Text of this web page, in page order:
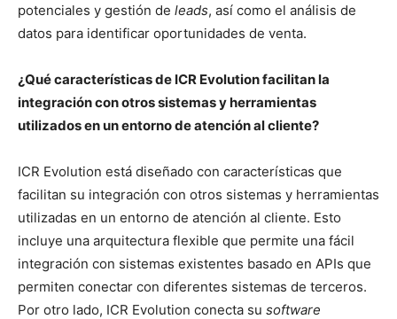
potenciales y gestión de leads, así como el análisis de
datos para identificar oportunidades de venta.
¿Qué características de ICR Evolution facilitan la
integración con otros sistemas y herramientas
utilizados en un entorno de atención al cliente?
ICR Evolution está diseñado con características que
facilitan su integración con otros sistemas y herramientas
utilizadas en un entorno de atención al cliente. Esto
incluye una arquitectura flexible que permite una fácil
integración con sistemas existentes basado en APIs que
permiten conectar con diferentes sistemas de terceros.
Por otro lado, ICR Evolution conecta su software